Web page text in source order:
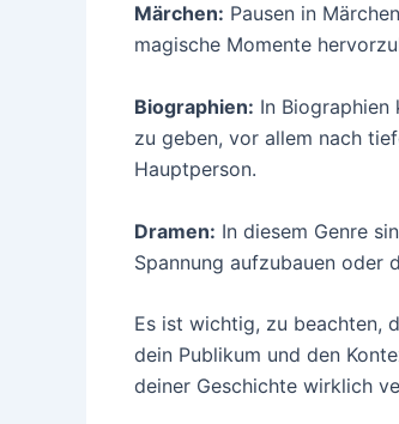
Märchen: Pausen in
magische Momente
Biographien: In Biographien
zu geben, vor allem nach
Hauptperson.
Dramen: In diesem Genre
Spannung aufzubauen oder
Es ist wichtig, zu beachten,
dein Publikum und den
deiner Geschichte wirklich